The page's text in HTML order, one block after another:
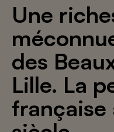
Une
des
Lille. La
française